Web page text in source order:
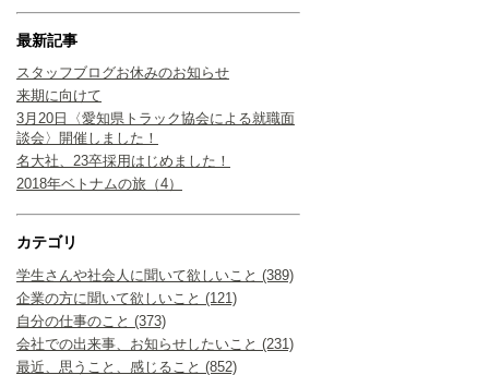
最新記事
スタッフブログお休みのお知らせ
来期に向けて
3月20日〈愛知県トラック協会による就職面
談会〉開催しました！
名大社、23卒採用はじめました！
2018年ベトナムの旅（4）
カテゴリ
学生さんや社会人に聞いて欲しいこと (389)
企業の方に聞いて欲しいこと (121)
自分の仕事のこと (373)
会社での出来事、お知らせしたいこと (231)
最近、思うこと、感じること (852)